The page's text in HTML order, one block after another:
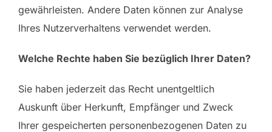
gewährleisten. Andere Daten können zur Analyse
Ihres Nutzerverhaltens verwendet werden.
Welche Rechte haben Sie bezüglich Ihrer Daten?
Sie haben jederzeit das Recht unentgeltlich
Auskunft über Herkunft, Empfänger und Zweck
Ihrer gespeicherten personenbezogenen Daten zu